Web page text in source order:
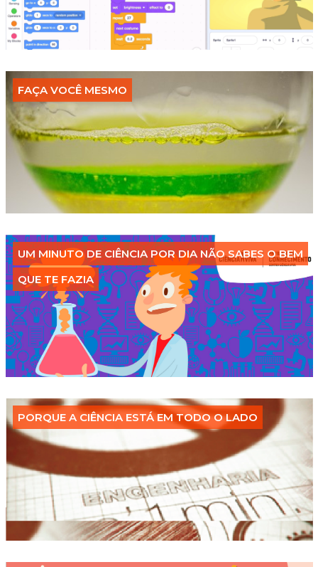
FAÇA VOCÊ MESMO
UM MINUTO DE CIÊNCIA POR DIA NÃO SABES O BEM
QUE TE FAZIA
PORQUE A CIÊNCIA ESTÁ EM TODO O LADO